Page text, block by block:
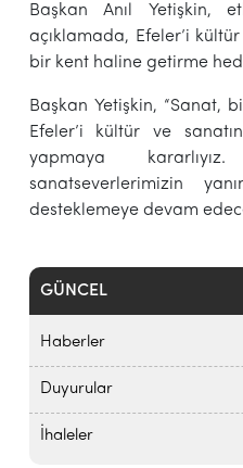
GÜNCEL
Haberler
Duyurular
İhaleler
Başkan Anıl Yetişkin,
açıklamada, Efeler’i
bir kent haline getirme
Başkan Yetişkin, “Sanat,
Efeler’i kültür ve
yapmaya kararlıyız.
sanatseverlerimizin
desteklemeye devam